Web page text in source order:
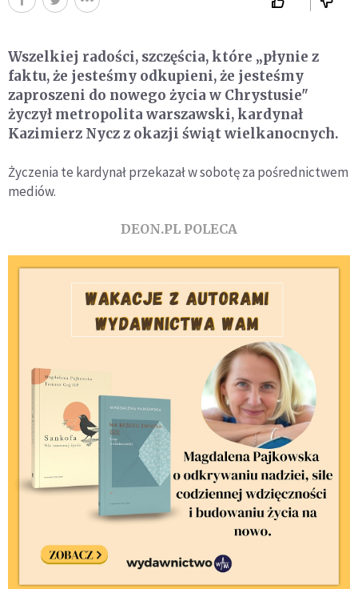
Wszelkiej radości, szczęścia, które „płynie z
faktu, że jesteśmy odkupieni, że jesteśmy
zaproszeni do nowego życia w Chrystusie"
życzył metropolita warszawski, kardynał
Kazimierz Nycz z okazji świąt wielkanocnych.
Życzenia te kardynał przekazał w sobotę za pośrednictwem
mediów.
DEON.PL POLECA